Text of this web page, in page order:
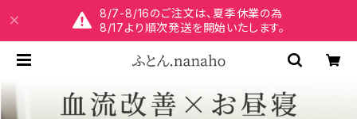
8/7-8/16のご注文は、夏季休業の為
8/17より順次発送を開始いたします。